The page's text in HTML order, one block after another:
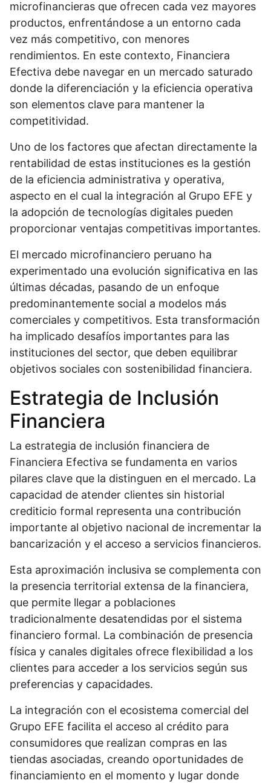
microfinancieras que ofrecen cada vez mayores
productos, enfrentándose a un entorno cada
vez más competitivo, con menores
rendimientos. En este contexto, Financiera
Efectiva debe navegar en un mercado saturado
donde la diferenciación y la eficiencia operativa
son elementos clave para mantener la
competitividad.
Uno de los factores que afectan directamente la
rentabilidad de estas instituciones es la gestión
de la eficiencia administrativa y operativa,
aspecto en el cual la integración al Grupo EFE y
la adopción de tecnologías digitales pueden
proporcionar ventajas competitivas importantes.
El mercado microfinanciero peruano ha
experimentado una evolución significativa en las
últimas décadas, pasando de un enfoque
predominantemente social a modelos más
comerciales y competitivos. Esta transformación
ha implicado desafíos importantes para las
instituciones del sector, que deben equilibrar
objetivos sociales con sostenibilidad financiera.
Estrategia de Inclusión
Financiera
La estrategia de inclusión financiera de
Financiera Efectiva se fundamenta en varios
pilares clave que la distinguen en el mercado. La
capacidad de atender clientes sin historial
crediticio formal representa una contribución
importante al objetivo nacional de incrementar la
bancarización y el acceso a servicios financieros.
Esta aproximación inclusiva se complementa con
la presencia territorial extensa de la financiera,
que permite llegar a poblaciones
tradicionalmente desatendidas por el sistema
financiero formal. La combinación de presencia
física y canales digitales ofrece flexibilidad a los
clientes para acceder a los servicios según sus
preferencias y capacidades.
La integración con el ecosistema comercial del
Grupo EFE facilita el acceso al crédito para
consumidores que realizan compras en las
tiendas asociadas, creando oportunidades de
financiamiento en el momento y lugar donde